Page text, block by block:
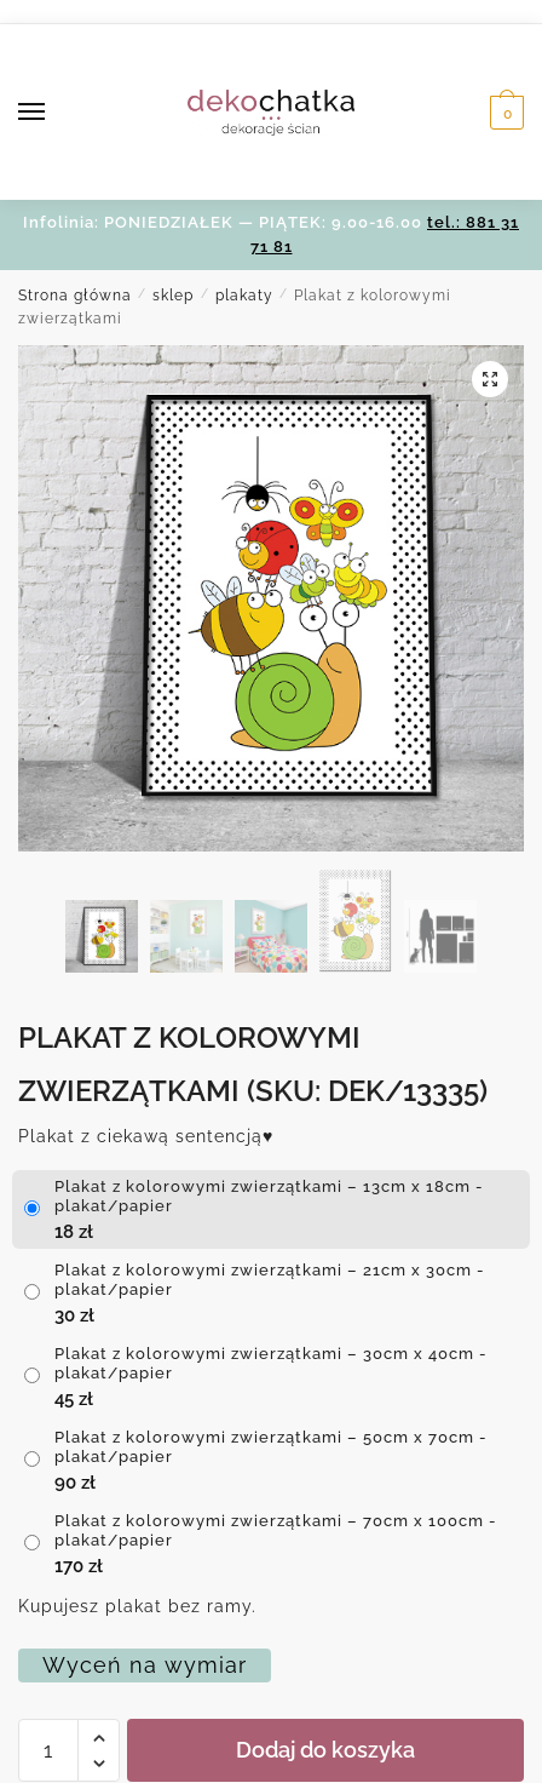
0
Infolinia: PONIEDZIAŁEK — PIĄTEK: 9.00-16.00 tel.: 881 31
71 81
Strona główna / sklep / plakaty /
Plakat z kolorowymi
zwierzątkami
PLAKAT Z KOLOROWYMI
ZWIERZĄTKAMI (SKU: DEK/13335)
Plakat z ciekawą sentencją♥
Plakat z kolorowymi zwierzątkami – 13cm x 18cm -
plakat/papier
18 zł
Plakat z kolorowymi zwierzątkami – 21cm x 30cm -
plakat/papier
30 zł
Plakat z kolorowymi zwierzątkami – 30cm x 40cm -
plakat/papier
45 zł
Plakat z kolorowymi zwierzątkami – 50cm x 70cm -
plakat/papier
90 zł
Plakat z kolorowymi zwierzątkami – 70cm x 100cm -
plakat/papier
170 zł
Kupujesz plakat bez ramy.
Wyceń na wymiar
Plakat
Dodaj do koszyka